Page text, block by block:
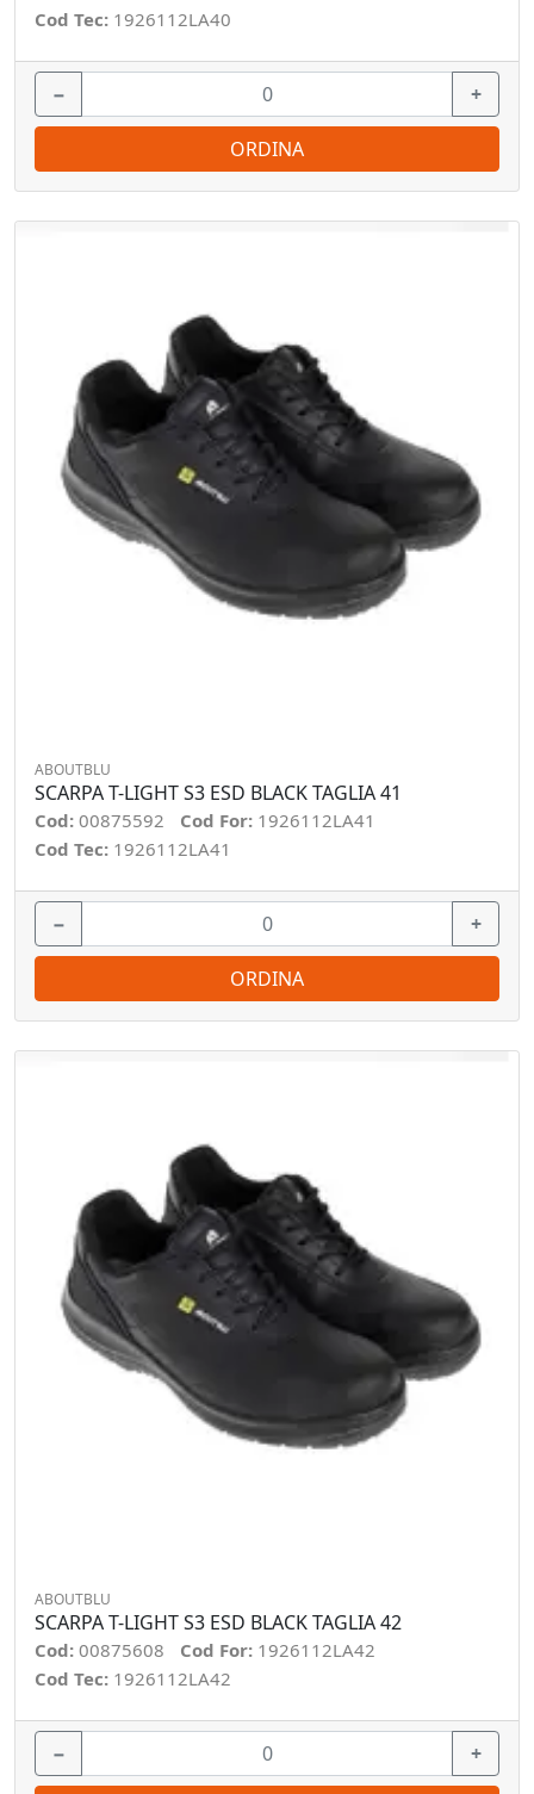
Cod Tec: 1926112LA40
− +
ORDINA
ABOUTBLU
SCARPA T-LIGHT S3 ESD BLACK TAGLIA 41
Cod: 00875592 Cod For: 1926112LA41
Cod Tec: 1926112LA41
− +
ORDINA
ABOUTBLU
SCARPA T-LIGHT S3 ESD BLACK TAGLIA 42
Cod: 00875608 Cod For: 1926112LA42
Cod Tec: 1926112LA42
− +